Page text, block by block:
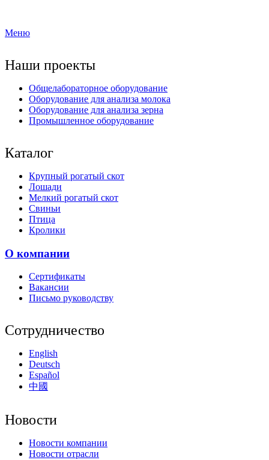
Меню
Наши проекты
Общелабораторное оборудование
Оборудование для анализа молока
Оборудование для анализа зерна
Промышленное оборудование
Каталог
Крупный рогатый скот
Лошади
Мелкий рогатый скот
Свиньи
Птица
Кролики
О компании
Сертификаты
Вакансии
Письмо руководству
Сотрудничество
English
Deutsch
Español
中國
Новости
Новости компании
Новости отрасли